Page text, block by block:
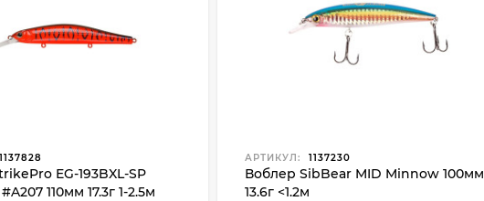
1137828
EG-193BXL-SP
110мм 17.3г 1-2.5м
АРТИКУЛ: 1137230
Воблер SibBear MID Minnow 100мм
13.6г <1.2м